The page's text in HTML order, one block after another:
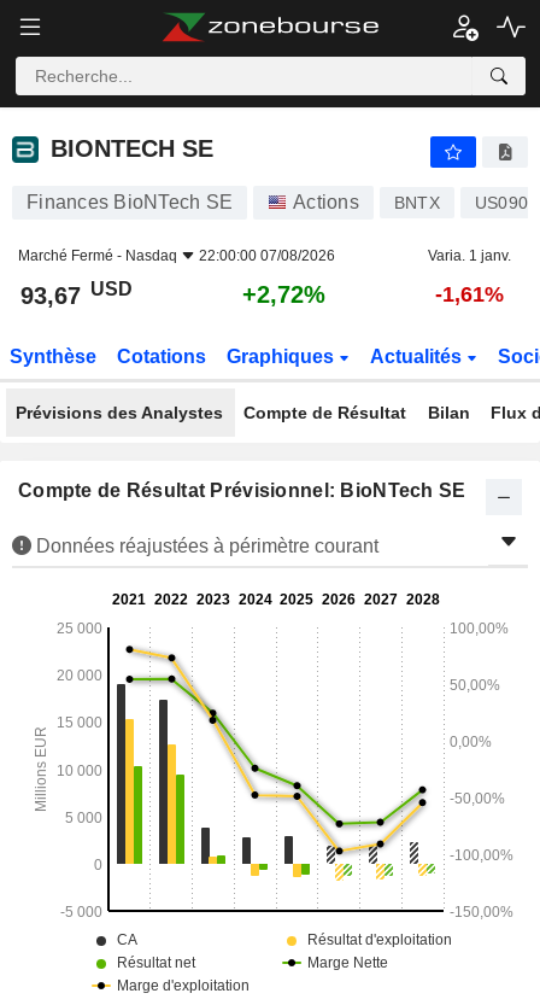
BIONTECH SE
BIONTECH SE
Finances BioNTech SE Actions BNTX
Marché Fermé - Nasdaq 22:00:00 07/08/2026 Varia. 1 janv.
93,67 USD +2,72% -1,61%
Synthèse Cotations Graphiques Actualités
Prévisions des Analystes Compte de Résultat Bilan Flux
Compte de Résultat Prévisionnel: BioNTech SE
Données réajustées à périmètre courant